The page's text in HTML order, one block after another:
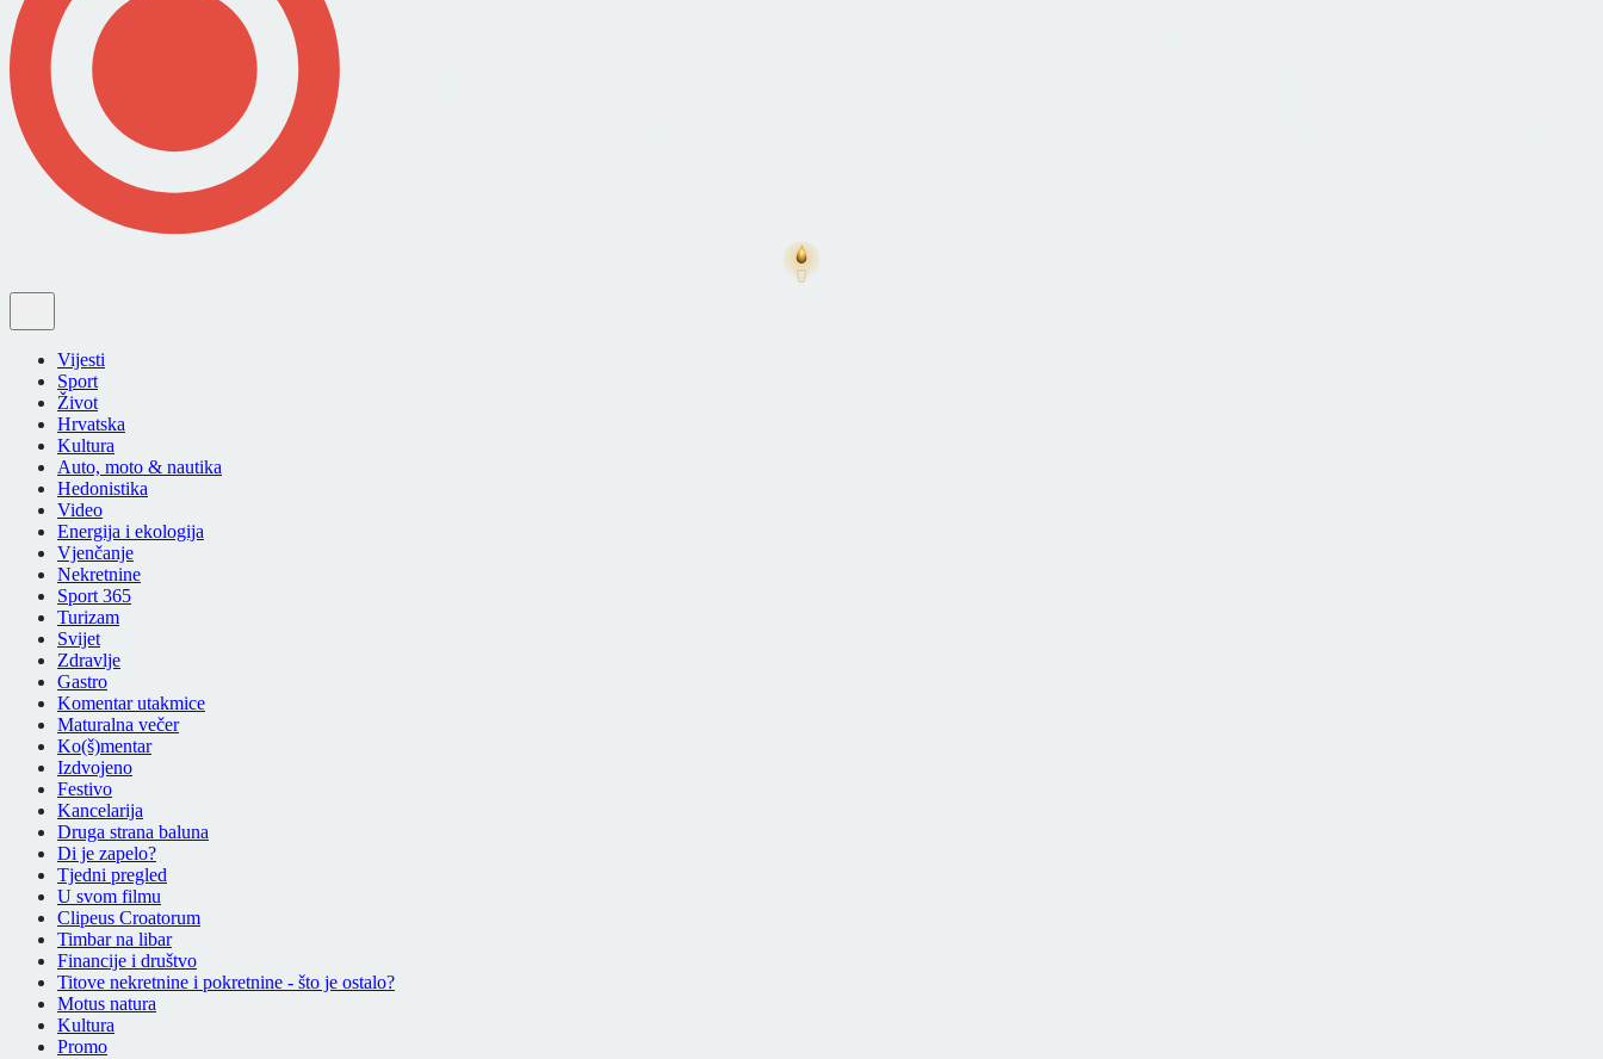
Vijesti
Sport
Život
Hrvatska
Kultura
Auto, moto & nautika
Hedonistika
Video
Energija i ekologija
Vjenčanje
Nekretnine
Sport 365
Turizam
Svijet
Zdravlje
Gastro
Komentar utakmice
Maturalna večer
Ko(š)mentar
Izdvojeno
Festivo
Kancelarija
Druga strana baluna
Di je zapelo?
Tjedni pregled
U svom filmu
Clipeus Croatorum
Timbar na libar
Financije i društvo
Titove nekretnine i pokretnine - što je ostalo?
Motus natura
Kultura
Promo